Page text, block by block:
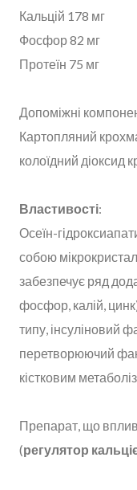
Кальцій 178 мг
Фосфор 82 мг
Протеїн 75 мг
Допоміжні
Картопляний
колоїдний діоксид
Властивості:
Осеїн-
собою
забезпечує ряд
фосфор, калій,
типу, інсуліновий
перетворюючий
кістковим
Препарат, що
(регулятор